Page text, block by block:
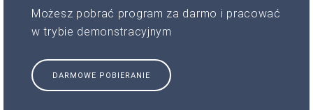
Możesz pobrać program za darmo i pracować
w trybie demonstracyjnym
DARMOWE POBIERANIE